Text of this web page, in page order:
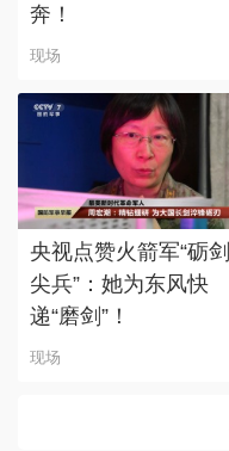
奔！
现场
央视点赞火箭军“砺剑
尖兵”：她为东风快
递“磨剑”！
现场